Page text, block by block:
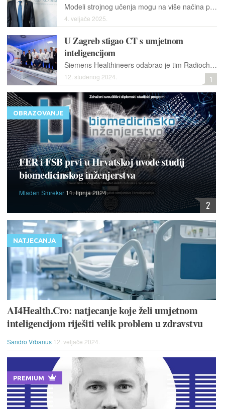
Modeli strojnog učenja mogu na više načina poboljšati i ubrzati dijelove procesa otkrivanja lijekova. Ali, nije lako doći do visokokvalitetnih podataka o obuci.
4. veljače 2025.
U Zagreb stigao CT s umjetnom
inteligencijom
Siemens Healthineers odabrao je tim Radiochirurgije za testiranje upotrebe brojača fotona u ranom otkrivanju i dijagnosticiranju karcinoma.
12. studenog 2024. 1
OBRAZOVANJE
FER i FSB prvi u Hrvatskoj uvode studij
biomedicinskog inženjerstva
Mladen Smrekar 11. lipnja 2024.
2
NATJECANJA
AI4Health.Cro: natjecanje koje želi umjetnom
inteligencijom riješiti velik problem u zdravstvu
Sandro Vrbanus 12. veljače 2024.
PREMIUM